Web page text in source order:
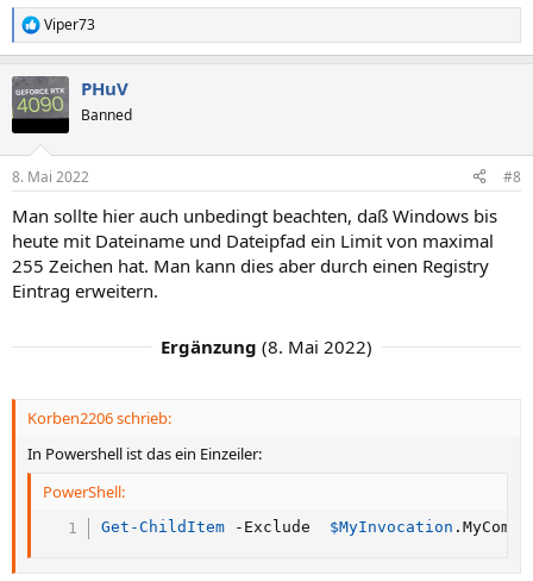
R
e
k
t
e
:
Viper73
PHuV
Banned
8. Mai 2022 #8
Man sollte hier auch unbedingt beachten, daß Windows bis
heute mit Dateiname und Dateipfad ein Limit von maximal
255 Zeichen hat. Man kann dies aber durch einen Registry
Eintrag erweitern.
Ergänzung (8. Mai 2022)
Korben2206 schrieb:
In Powershell ist das ein Einzeiler:
PowerShell:
Get-ChildItem - Exclude $MyInvocation .